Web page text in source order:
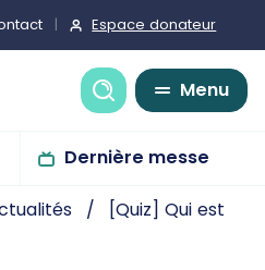
Espace donateur
Recherche
Menu
Dernière messe
[Quiz] Qui est